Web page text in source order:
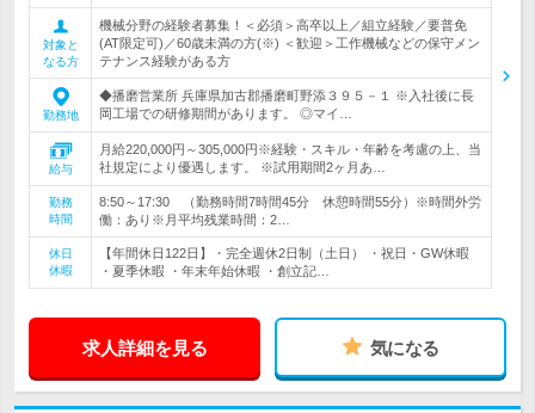
対象と
なる方
機械分野の経験者募集！＜必須＞高卒以上／組立経験／要普免
(AT限定可)／60歳未満の方(※) ＜歓迎＞工作機械などの保守メン
テナンス経験がある方
勤務地
◆播磨営業所 兵庫県加古郡播磨町野添３９５－１ ※入社後に長
岡工場での研修期間があります。 ◎マイ…
給与
月給220,000円～305,000円※経験・スキル・年齢を考慮の上、当
社規定により優遇します。 ※試用期間2ヶ月あ…
勤務
時間
8:50～17:30 （勤務時間7時間45分 休憩時間55分）※時間外労
働：あり※月平均残業時間：2…
休日
休暇
【年間休日122日】・完全週休2日制（土日） ・祝日・GW休暇
・夏季休暇 ・年末年始休暇 ・創立記…
求人詳細を見る 気になる